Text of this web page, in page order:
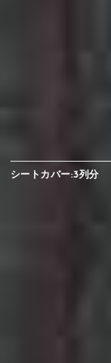
シートカバー:3列分